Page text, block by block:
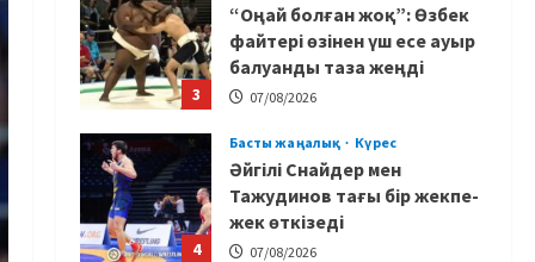
3
“Оңай болған жоқ”: Өзбек
файтері өзінен үш есе ауыр
балуанды таза жеңді
07/08/2026
4
Басты жаңалық Күрес
Әйгілі Снайдер мен
Тажудинов тағы бір жекпе-
жек өткізеді
07/08/2026